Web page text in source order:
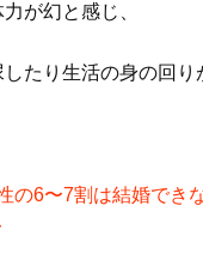
が幻と感じ、
たり生活の身の回
の6〜7割は結婚で